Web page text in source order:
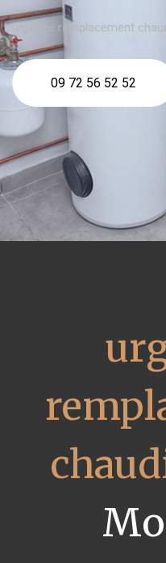
urgence remplacement
09 72 56 52 52